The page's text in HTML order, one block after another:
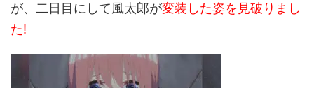
が、二日目にして風太郎が変装した姿を見破りまし
た!